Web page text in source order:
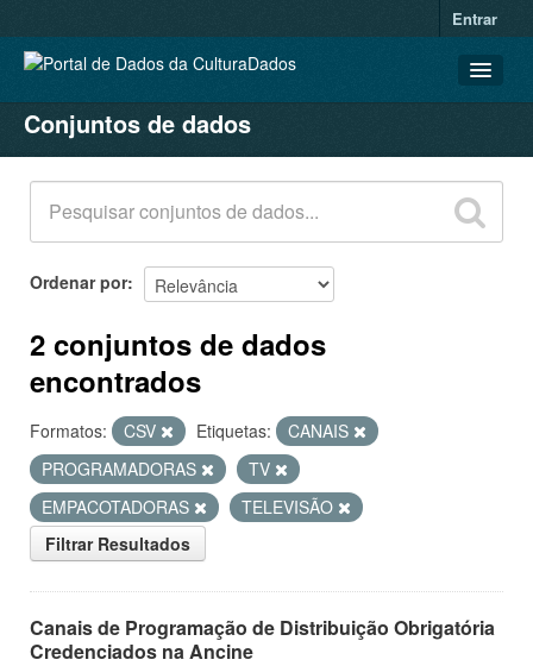
Entrar
CONJUNTOS DE DADOS
ORGANIZAÇÕES
GRUPOS
SOBRE
Conjuntos de dados
Ordenar por
2 conjuntos de dados
encontrados
Formatos: CSV Etiquetas:
CANAIS
PROGRAMADORAS
TV
EMPACOTADORAS
TELEVISÃO
Filtrar Resultados
Canais de Programação de Distribuição Obrigatória
Credenciados na Ancine